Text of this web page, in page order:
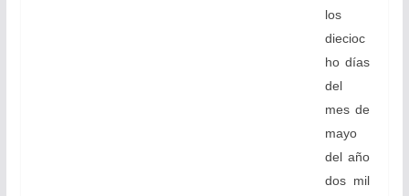
los
diecioc
ho días
del
mes de
mayo
del año
dos mil